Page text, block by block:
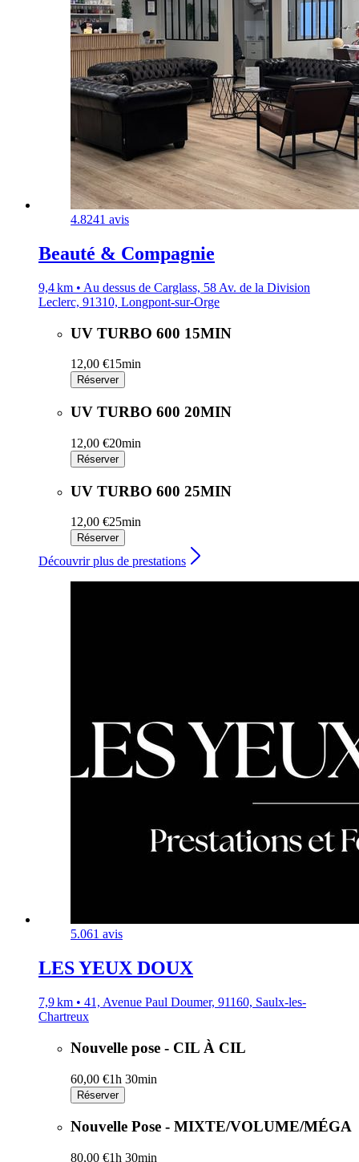
4.8241 avis
Beauté & Compagnie
9,4 km • Au dessus de Carglass, 58 Av. de la Division
Leclerc, 91310, Longpont-sur-Orge
UV TURBO 600 15MIN
12,00 €15min
Réserver
UV TURBO 600 20MIN
12,00 €20min
Réserver
UV TURBO 600 25MIN
12,00 €25min
Réserver
Découvrir plus de prestations
5.061 avis
LES YEUX DOUX
7,9 km • 41, Avenue Paul Doumer, 91160, Saulx-les-
Chartreux
Nouvelle pose - CIL À CIL
60,00 €1h 30min
Réserver
Nouvelle Pose - MIXTE/VOLUME/MÉGA
80,00 €1h 30min